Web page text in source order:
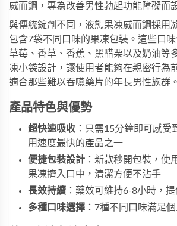
威而鋼，專為改善男性勃起功能障礙而
與傳統錠劑不同， 液態果凍威而鋼採用
包含7袋不同口味的果凍包裝。這些口味
草莓、香草、香蕉、黑醋栗以及奶油等
凍小袋設計，讓使用者能夠在親密行為
適合那些難以吞嚥藥片的年長男性族群。
產品特色與優勢
超快速吸收 ：只需15分鐘即可感受
用速度最快的產品之一
便捷包裝設計 ：新款秒開包裝，使
果凍擠入口中，清潔方便不沾手
長效持續 ：藥效可維持6-8小時，
多種口味選擇 ：7種不同口味滿足